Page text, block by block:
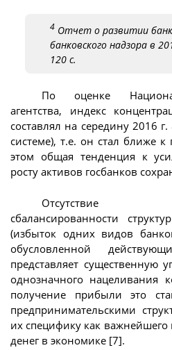
4 Отчет о развитии
банковского надзора в
120 с.
По оценке
агентства, индекс
составлял на середину 2016
системе), т.е. он стал ближе
этом общая тенденция к
росту активов госбанков
Отсутствие
сбалансированности
(избыток одних видов
обусловленной
представляет существенную
однозначного нацеливания
получение прибыли это
предпринимательскими
их специфику как
денег в экономике [7].